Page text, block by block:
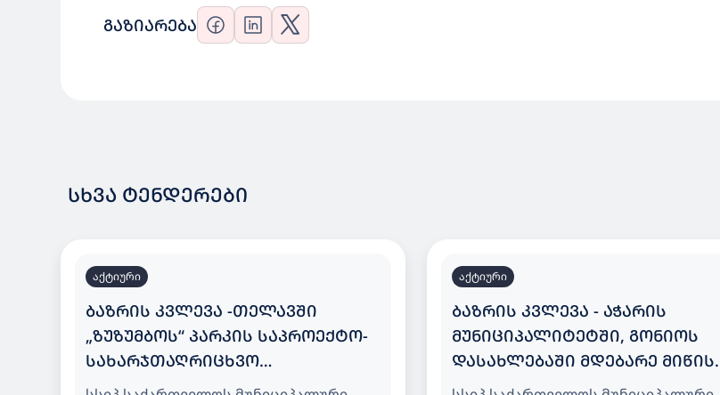
ᲒᲐᲖᲘᲐᲠᲔᲑᲐ
ᲡᲮᲕᲐ ᲢᲔᲜᲓᲔᲠᲔᲑᲘ
აქტიური
ᲑᲐᲖᲠᲘᲡ ᲙᲕᲚᲔᲕᲐ -ᲗᲔᲚᲐᲕᲨᲘ
„ᲖᲣᲖᲣᲛᲑᲝᲡ“ ᲞᲐᲠᲙᲘᲡ ᲡᲐᲞᲠᲝᲔᲥᲢᲝ-
ᲡᲐᲮᲐᲠᲯᲗᲐᲦᲠᲘᲪᲮᲕᲝ
ᲓᲝᲙᲣᲛᲔᲜᲢᲐᲪᲘᲘᲡ ᲛᲝᲛᲖᲐᲓᲔᲑᲘᲡ
აქტიური
ᲑᲐᲖᲠᲘᲡ ᲙᲕᲚᲔᲕᲐ - ᲐᲭᲐᲠᲘᲡ
ᲛᲣᲜᲘᲪᲘᲞᲐᲚᲘᲢᲔᲢᲨᲘ, ᲒᲝᲜᲘᲝᲡ
ᲓᲐᲡᲐᲮᲚᲔᲑᲐᲨᲘ ᲛᲓᲔᲑᲐᲠᲔ ᲛᲘᲬᲘᲡ
ᲜᲐᲙᲕᲔᲗᲖᲔ 200 ᲑᲐᲕᲨᲕᲖᲔ